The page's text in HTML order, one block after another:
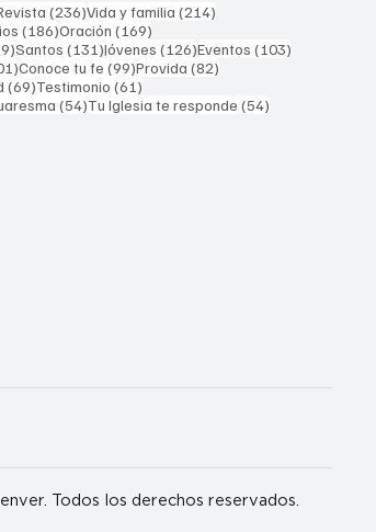
entradas
(236)236 entradas
Vida y familia (214)214 entradas
(186)186 entradas
Oración (169)169 entradas
169 entradas
Santos (131)131 entradas
Jóvenes (126)126 entradas
Eventos (103)103
101 entradas
Conoce tu fe (99)99 entradas
Provida (82)82 entradas
(69)69 entradas
Testimonio (61)61 entradas
entradas(54)54 entradas
Tu Iglesia te responde (54)54 entradas
Todos los derechos reservados.